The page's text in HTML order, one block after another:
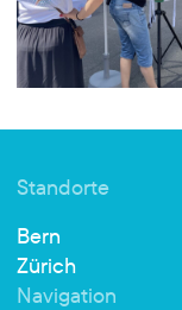
Standorte
Bern
Zürich
Navigation